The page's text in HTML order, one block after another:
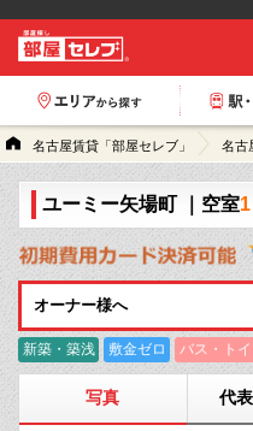
名古屋賃貸「部屋セレブ」 名古
ユーミー矢場町 ｜空室1
オーナー様へ
新築・築浅 敷金ゼロ バス・ト
写真 代